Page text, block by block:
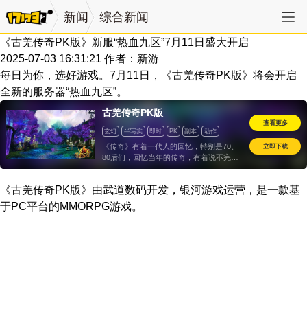
新闻 综合新闻
《古羌传奇PK版》新服“热血九区”7月11日盛大开启
2025-07-03 16:31:21 作者：新游
每日为你，选好游戏。7月11日，《古羌传奇PK版》将会开启
全新的服务器“热血九区”。
古羌传奇PK版
玄幻 半写实 即时 PK 副本
动作
道具收费
《传奇》有着一代人的回忆，特别是70、
80后们，回忆当年的传奇，有着说不完的
故事！而今天小编给大家带来的这款《古
发的3D传奇网游。既以传奇为名，又为
3D，到底这里面
查看更多
立即下载
《古羌传奇PK版》由武道数码开发，银河游戏运营，是一款基
于PC平台的MMORPG游戏。